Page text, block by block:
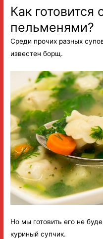
Как готовится
пельменями?
Среди прочих разных
известен борщ.
Но мы готовить его не
куриный супчик.